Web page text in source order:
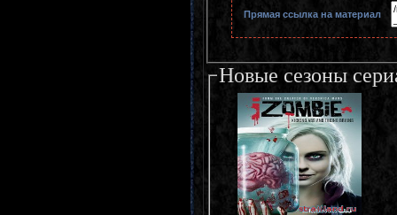
Прямая ссылка на материал
Новые сезоны